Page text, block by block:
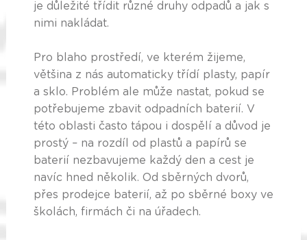
je důležité třídit různé druhy odpadů a jak s
nimi nakládat.
Pro blaho prostředí, ve kterém žijeme,
většina z nás automaticky třídí plasty, papír
a sklo. Problém ale může nastat, pokud se
potřebujeme zbavit odpadních baterií. V
této oblasti často tápou i dospělí a důvod je
prostý – na rozdíl od plastů a papírů se
baterií nezbavujeme každý den a cest je
navíc hned několik. Od sběrných dvorů,
přes prodejce baterií, až po sběrné boxy ve
školách, firmách či na úřadech.